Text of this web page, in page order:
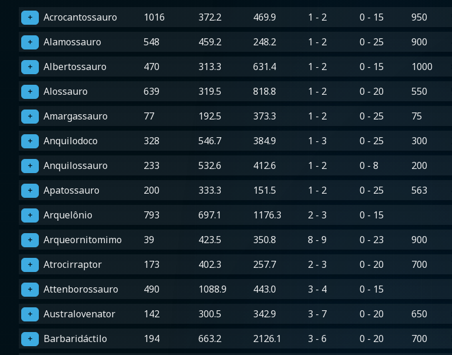
＋ Acrocantossauro 1016 372.2 469.9 1 - 2 0 - 15 950
＋ Alamossauro 548 459.2 248.2 1 - 2 0 - 25 900
＋ Albertossauro 470 313.3 631.4 1 - 2 0 - 15 1000
＋ Alossauro 639 319.5 818.8 1 - 2 0 - 20 550
＋ Amargassauro 77 192.5 373.3 1 - 2 0 - 25 75
＋ Anquilodoco 328 546.7 384.9 1 - 3 0 - 25 300
＋ Anquilossauro 233 532.6 412.6 1 - 2 0 - 8 200
＋ Apatossauro 200 333.3 151.5 1 - 2 0 - 25 563
＋ Arquelônio 793 697.1 1176.3 2 - 3 0 - 15
＋ Arqueornitomimo 39 423.5 350.8 8 - 9 0 - 23 900
＋ Atrocirraptor 173 402.3 257.7 2 - 3 0 - 20 700
＋ Attenborossauro 490 1088.9 443.0 3 - 4 0 - 15
＋ Australovenator 142 300.5 342.9 3 - 7 0 - 20 650
＋ Barbaridáctilo 194 663.2 2126.1 3 - 6 0 - 20 700